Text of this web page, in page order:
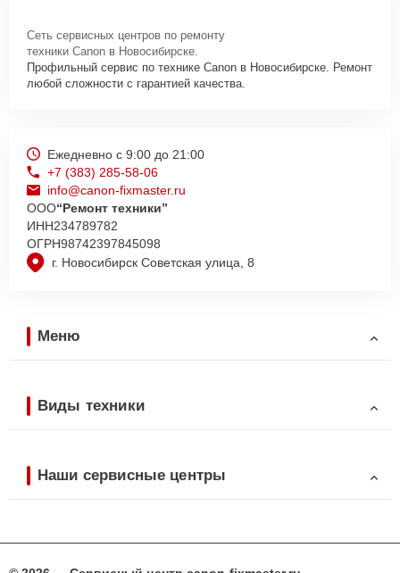
Сеть сервисных центров по ремонту
техники Canon в Новосибирске.
Профильный сервис по технике Canon в Новосибирске. Ремонт
любой сложности с гарантией качества.
г. Новосибирск Советская улица, 8
Ежедневно с 9:00 до 21:00
+7 (383) 285-58-06
info@canon-fixmaster.ru
ООО“Ремонт техники”
ИНН234789782
ОГРН98742397845098
Меню
Виды техники
Наши сервисные центры